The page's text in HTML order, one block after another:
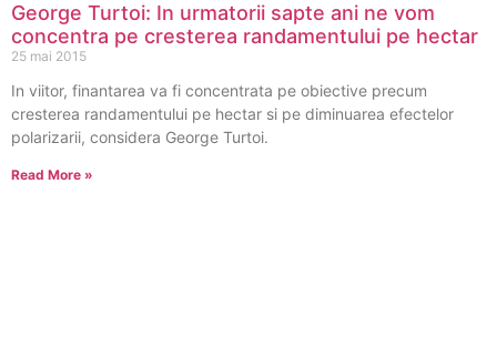
George Turtoi: In urmatorii sapte ani ne vom
concentra pe cresterea randamentului pe hectar
25 mai 2015
In viitor, finantarea va fi concentrata pe obiective precum
cresterea randamentului pe hectar si pe diminuarea efectelor
polarizarii, considera George Turtoi.
Read More »